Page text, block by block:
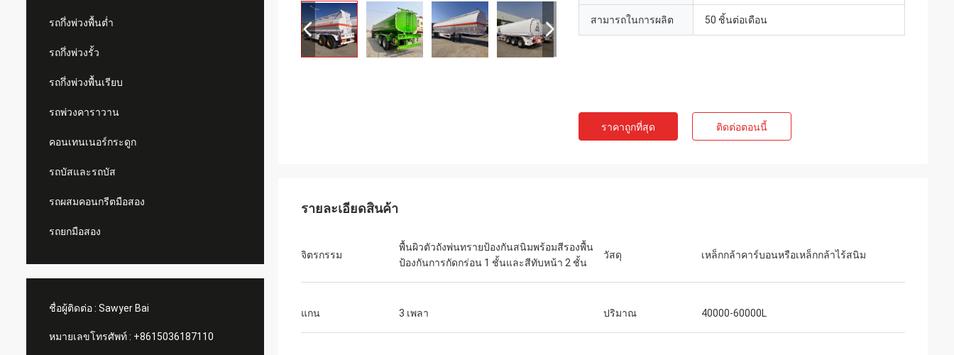
รถกึ่งพ่วงพื้นต่ำ
รถกึ่งพ่วงรั้ว
รถกึ่งพ่วงพื้นเรียบ
รถพ่วงคาราวาน
คอนเทนเนอร์กระดูก
รถบัสและรถบัส
รถผสมคอนกรีตมือสอง
รถยกมือสอง
ชื่อผู้ติดต่อ : Sawyer Bai
หมายเลขโทรศัพท์ : +8615036187110
สามารถในการผลิต 50 ชิ้นต่อเดือน
ราคาถูกที่สุด ติดต่อตอนนี้
รายละเอียดสินค้า
จิตรกรรม
พื้นผิวตัวถังพ่นทรายป้องกันสนิมพร้อมสีรองพื้น
ป้องกันการกัดกร่อน 1 ชั้นและสีทับหน้า 2 ชั้น
วัสดุ เหล็กกล้าคาร์บอนหรือเหล็กกล้าไร้สนิม
แกน 3 เพลา ปริมาณ 40000-60000L